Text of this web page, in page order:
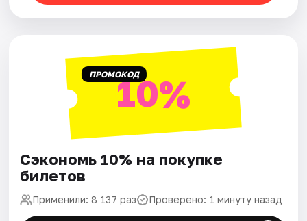
ПРОМОКОД10%
Сэкономь 10% на покупке
билетов
Применили: 8 137 раз Проверено: 1 минуту назад